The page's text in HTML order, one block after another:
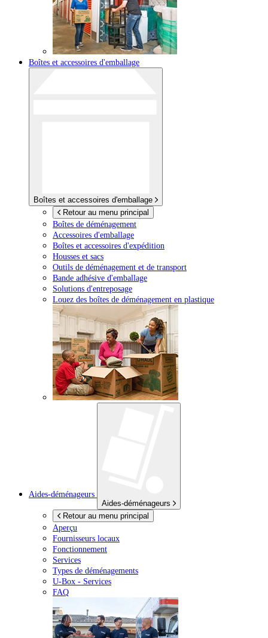
Boîtes et accessoires d'emballage
Boîtes et accessoires d'emballage
Retour au menu principal
Boîtes de déménagement
Accessoires d'emballage
Boîtes et accessoires d'expédition
Housses et sacs
Outils de déménagement et de transport
Bande adhésive d'emballage
Solutions d'entreposage
Louez des boîtes de déménagement en plastique
Aides-déménageurs
Aides-déménageurs
Retour au menu principal
Aperçu
Fournisseurs locaux
Fonctionnement
Services
Types de déménagements
U-Box - Services
FAQ